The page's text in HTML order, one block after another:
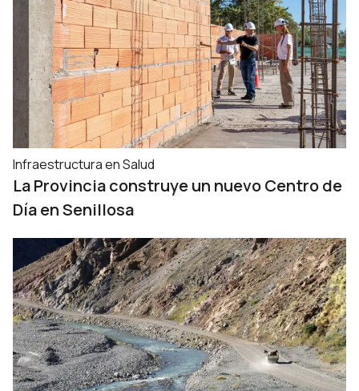
Infraestructura en Salud
La Provincia construye un nuevo Centro de
Día en Senillosa